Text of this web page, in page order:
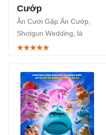
Cướp
Ăn Cưới Gặp Ăn Cướp,
Shotgun Wedding, là
phim hài hành động Mỹ
Transformers - Josh
Duhamel, chiếu rạp từ
30/12.